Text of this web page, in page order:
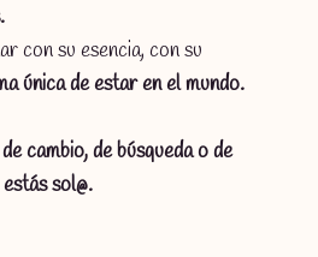
con su esencia, con su
única de estar en el mundo.
cambio, de búsqueda o de
sol@.